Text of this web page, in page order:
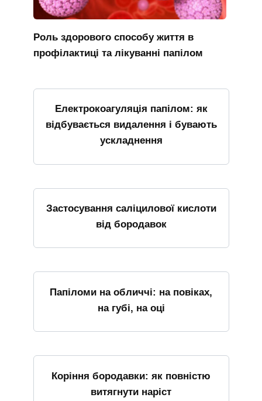
Роль здорового способу життя в
профілактиці та лікуванні папілом
Електрокоагуляція папілом: як
відбувається видалення і бувають
ускладнення
Застосування саліцилової кислоти
від бородавок
Папіломи на обличчі: на повіках,
на губі, на оці
Коріння бородавки: як повністю
витягнути наріст